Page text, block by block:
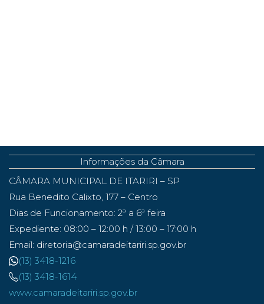
Informações da Câmara
CÂMARA MUNICIPAL DE ITARIRI – SP
Rua Benedito Calixto, 177 – Centro
Dias de Funcionamento: 2ª a 6ª feira
Expediente: 08:00 – 12:00 h / 13:00 – 17:00 h
Email: diretoria@camaradeitariri.sp.gov.br
(13) 3418-1216
(13) 3418-1614
www.camaradeitariri.sp.gov.br